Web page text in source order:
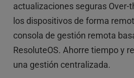
actualizaciones seguras Over-
los dispositivos de forma
consola de gestión remota
ResoluteOS. Ahorre tiempo y
una gestión centralizada.